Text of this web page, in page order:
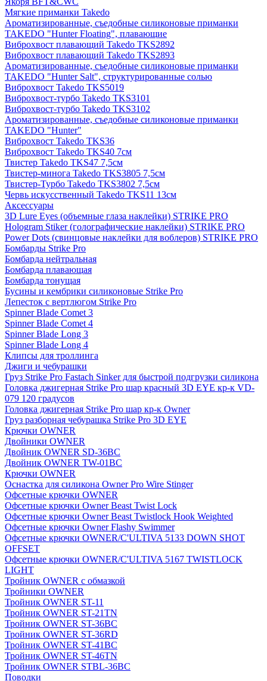
Мягкие приманки Takedo
Ароматизированные, съедобные силиконовые приманки
TAKEDO "Hunter Floating", плавающие
Виброхвост плавающий Takedo TKS2892
Виброхвост плавающий Takedo TKS2893
Ароматизированные, съедобные силиконовые приманки
TAKEDO "Hunter Salt", структурированные солью
Виброхвост Takedo TKS5019
Виброхвост-турбо Takedo TKS3101
Виброхвост-турбо Takedo TKS3102
Ароматизированные, съедобные силиконовые приманки
TAKEDO "Hunter"
Виброхвост Takedo TKS36
Виброхвост Takedo TKS40 7см
Твистер Takedo TKS47 7,5см
Твистер-минога Takedo TKS3805 7,5см
Твистер-Турбо Takedo TKS3802 7,5см
Червь искусственный Takedo TKS11 13см
Аксессуары
3D Lure Eyes (объемные глаза наклейки) STRIKE PRO
Hologram Stiker (голографические наклейки) STRIKE PRO
Power Dots (свинцовые наклейки для воблеров) STRIKE PRO
Бомбарды Strike Pro
Бомбарда нейтральная
Бомбарда плавающая
Бомбарда тонущая
Бусины и кембрики силиконовые Strike Pro
Лепесток с вертлюгом Strike Pro
Spinner Blade Comet 3
Spinner Blade Comet 4
Spinner Blade Long 3
Spinner Blade Long 4
Клипсы для троллинга
Джиги и чебурашки
Груз Strike Pro Fastach Sinker для быстрой подгрузки силикона
Головка джигерная Strike Pro шар красный 3D EYE кр-к VD-
079 120 градусов
Головка джигерная Strike Pro шар кр-к Owner
Груз разборная чебурашка Strike Pro 3D EYE
Крючки OWNER
Двойники OWNER
Двойник OWNER SD-36BC
Двойник OWNER TW-01BC
Крючки OWNER
Оснастка для силикона Owner Pro Wire Stinger
Офсетные крючки OWNER
Офсетные крючки Owner Beast Twist Lock
Офсетные крючки Owner Beast Twistlock Hook Weighted
Офсетные крючки Owner Flashy Swimmer
Офсетные крючки OWNER/C'ULTIVA 5133 DOWN SHOT
OFFSET
Офсетные крючки OWNER/C'ULTIVA 5167 TWISTLOCK
LIGHT
Тройник OWNER с обмазкой
Тройники OWNER
Тройник OWNER ST-11
Тройник OWNER ST-21TN
Тройник OWNER ST-36BC
Тройник OWNER ST-36RD
Тройник OWNER ST-41BC
Тройник OWNER ST-46TN
Тройник OWNER STBL-36BC
Поводки